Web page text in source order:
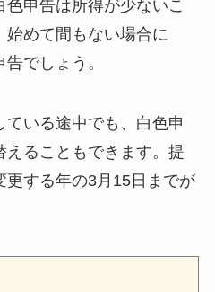
申告は所得が少ないこ
始めて間もない場合に
でしょう。
いる途中でも、白色申
ることもできます。提
更する年の3月15日までが